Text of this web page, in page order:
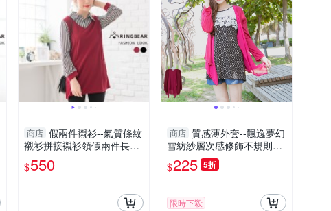
商店 假兩件襯衫--氣質條紋
襯衫拼接襯衫領假兩件長袖
長上衣(黑.紅L-3L)-I139眼圈
熊中大尺碼
$550
商店 質感薄外套--飄逸夢幻
雪紡紗層次感修飾不規則下
擺外套(黑.紅XL-5L)-J288眼
圈熊中大尺碼
$225 5折
限時下殺